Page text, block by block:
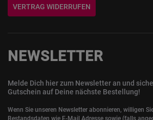
VERTRAG WIDERRUFEN
NEWSLETTER
Melde Dich hier zum Newsletter an und
Gutschein auf Deine nächste Bestellung!
Wenn Sie unseren Newsletter abonnieren, willigen
Bestandsdaten wie E-Mail Adresse sowie (falls